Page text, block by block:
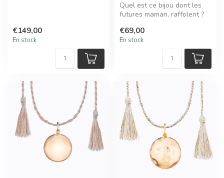
€149,00
En stock
Quel est ce bijou dont les
futures maman, raffolent ?
€69,00
En stock